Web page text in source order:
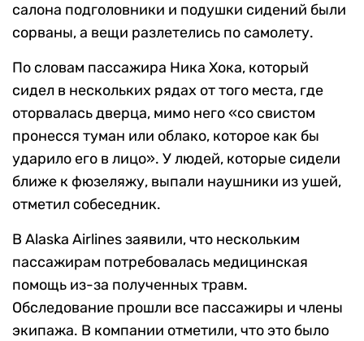
салона подголовники и подушки сидений были
сорваны, а вещи разлетелись по самолету.
По словам пассажира Ника Хока, который
сидел в нескольких рядах от того места, где
оторвалась дверца, мимо него «со свистом
пронесся туман или облако, которое как бы
ударило его в лицо». У людей, которые сидели
ближе к фюзеляжу, выпали наушники из ушей,
отметил собеседник.
В Alaska Airlines заявили, что нескольким
пассажирам потребовалась медицинская
помощь из-за полученных травм.
Обследование прошли все пассажиры и члены
экипажа. В компании отметили, что это было